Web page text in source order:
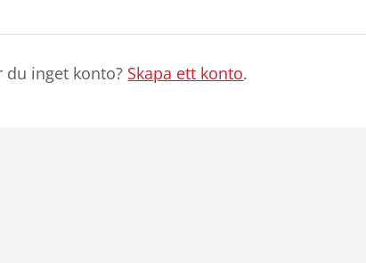
du inget konto? Skapa ett konto.